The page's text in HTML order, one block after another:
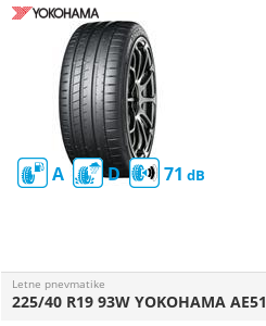
A D 71
Letne pnevmatike
225/40 R19 93W YOKOHAMA AE51